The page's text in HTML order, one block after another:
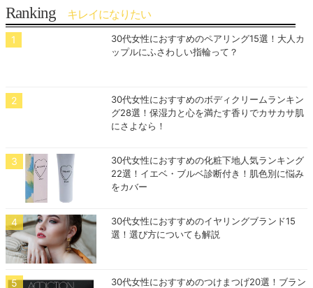
Ranking キレイになりたい
30代女性におすすめのペアリング15選！大人カ
ップルにふさわしい指輪って？
30代女性におすすめのボディクリームランキン
グ28選！保湿力と心を満たす香りでカサカサ肌
にさよなら！
30代女性におすすめの化粧下地人気ランキング
22選！イエベ・ブルベ診断付き！肌色別に悩み
をカバー
30代女性におすすめのイヤリングブランド15
選！選び方についても解説
30代女性におすすめのつけまつげ20選！ブラン